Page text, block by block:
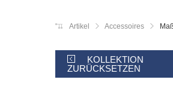
Artikel Accessoires
KOLLEKTION
ZURÜCKSETZEN